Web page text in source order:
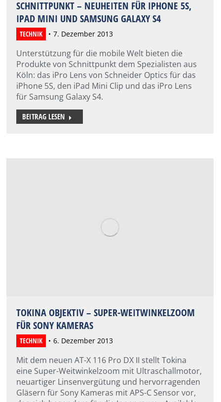
SCHNITTPUNKT – NEUHEITEN FÜR IPHONE 5S,
IPAD MINI UND SAMSUNG GALAXY S4
TECHNIK 7. Dezember 2013
Unterstützung für die mobile Welt bieten die
Produkte von Schnittpunkt dem Spezialisten aus
Köln: das iPro Lens von Schneider Optics für das
iPhone 5S, den iPad Mini Clip und das iPro Lens
für Samsung Galaxy S4.
BEITRAG LESEN
TOKINA OBJEKTIV – SUPER-WEITWINKELZOOM
FÜR SONY KAMERAS
TECHNIK 6. Dezember 2013
Mit dem neuen AT-X 116 Pro DX II stellt Tokina
eine Super-Weitwinkelzoom mit Ultraschallmotor,
neuartiger Linsenvergütung und hervorragenden
Gläsern für Sony Kameras mit APS-C Sensor vor,